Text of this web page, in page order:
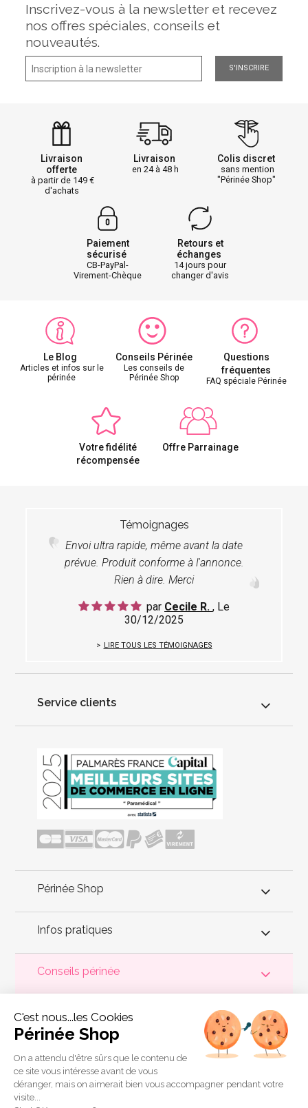
Inscrivez-vous à la newsletter et recevez
nos offres spéciales, conseils et
nouveautés.
S'INSCRIRE
Livraison
offerte
à partir de 149
d'achats
Livraison
en 24 à 48 h
Colis discret
sans mention
"Périnée Shop"
Paiement
sécurisé
CB-PayPal-
Virement-Chèque
Retours et
échanges
14 jours pour
changer d'avis
Le Blog
Articles et infos sur le
périnée
Conseils Périnée
Les conseils de
Périnée Shop
Questions
fréquentes
FAQ spéciale Périnée
Votre fidélité
récompensée
Offre Parrainage
Témoignages
Envoi ultra rapide, même avant la date
prévue. Produit conforme à l'annonce.
Rien à dire. Merci
par Cecile R. , Le
30/12/2025
LIRE TOUS LES TÉMOIGNAGES
Service clients
Périnée Shop
Infos pratiques
Conseils périnée
de muscler et de rééduquer le plancher pelvienpour éviter les
problèmes d'incontinence
, de pesanteur pelvienne, de manque
de sensations durant les rapports sexuels et de petites
fuites
Périnée Shop
a sélectionné les meilleures solutions
pour la rééducation périnéale et pour l'auto-traitement de
l'incontinence à domicile :
biofeedback,cônes vaginaux
connectées etaccessoires pour exercices de Kegel.
C'est nous...les Cookies
Périnée Shop
On a attendu d'être sûrs que le contenu de
ce site vous intéresse avant de vous
déranger, mais on aimerait bien vous accompagner pendant votre
visite...